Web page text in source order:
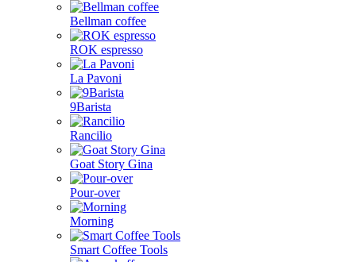
Bellman coffee
ROK espresso
La Pavoni
9Barista
Rancilio
Goat Story Gina
Pour-over
Morning
Smart Coffee Tools